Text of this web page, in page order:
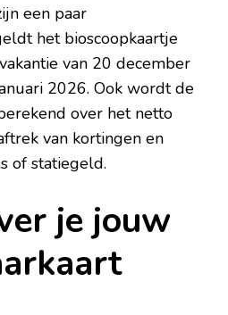
een paar
het bioscoopkaartje
van 20 december
2026. Ook wordt de
over het netto
van kortingen en
of statiegeld.
je jouw